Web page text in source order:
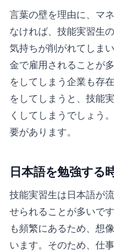
言葉の壁を理由に、マ
なければ、技能実習生
気持ちが削がれてしま
金で雇用されることが
をしてしまう企業も存
をしてしまうと、技能
くしてしまうでしょう
要があります。
日本語を勉強する
技能実習生は日本語が
せられることが多いで
も頻繁にあるため、想
います。そのため、仕